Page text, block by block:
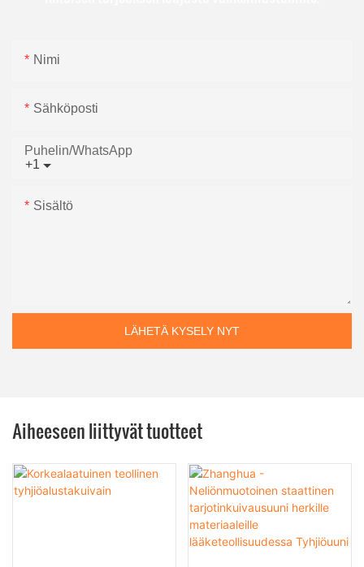
Nimi
Sähköposti
+1
Puhelin/WhatsApp
Sisältö
LÄHETÄ KYSELY NYT
Aiheeseen liittyvät tuotteet